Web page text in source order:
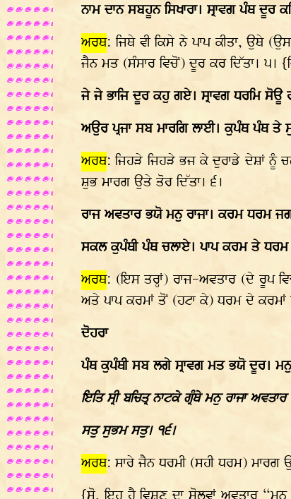
ਨਾਮ ਦਾਨ ਸਬਹੂਨ ਸਿਖਾਰਾ। ਸ੍ਰਾਵਗ ਪੰਥ ਦੂਰ
ਅਰਥ: ਜਿਥੇ ਵੀ ਕਿਸੇ ਨੇ ਪਾਪ ਕੀਤਾ, ਉਥੇ
ਜੈਨ ਮਤ (ਸੰਸਾਰ ਵਿਚੋਂ) ਦੂਰ ਕਰ ਦਿੱਤਾ। ੫।
ਜੇ ਜੇ ਭਾਜਿ ਦੂਰ ਕਹੁ ਗਏ। ਸ੍ਰਾਵਗ ਧਰਮਿ ਸੋਊ
ਅਉਰ ਪ੍ਰਜਾ ਸਬ ਮਾਰਗਿ ਲਾਈ। ਕੁਪੰਥ ਪੰਥ ਤੇ
ਅਰਥ: ਜਿਹੜੇ ਜਿਹੜੇ ਭਜ ਕੇ ਦੁਰਾਡੇ ਦੇਸ਼ਾਂ ਨੂੰ
ਸ਼ੁਭ ਮਾਰਗ ਉਤੇ ਤੋਰ ਦਿੱਤਾ। ੬।
ਰਾਜ ਅਵਤਾਰ ਭਯੋ ਮਨੁ ਰਾਜਾ। ਕਰਮ ਧਰਮ
ਸਕਲ ਕੁਪੰਥੀ ਪੰਥ ਚਲਾਏ। ਪਾਪ ਕਰਮ ਤੇ ਧਰਮ
ਅਰਥ: (ਇਸ ਤਰ੍ਹਾਂ) ਰਾਜ-ਅਵਤਾਰ (ਦੇ ਰੂਪ
ਅਤੇ ਪਾਪ ਕਰਮਾਂ ਤੋਂ (ਹਟਾ ਕੇ) ਧਰਮ ਦੇ ਕਰਮਾਂ
ਦੋਹਰਾ
ਪੰਥ ਕੁਪੰਥੀ ਸਬ ਲਗੇ ਸ੍ਰਾਵਗ ਮਤ ਭਯੋ ਦੂਰ।
ਇਤਿ ਸ੍ਰੀ ਬਚਿਤ੍ਰ ਨਾਟਕੇ ਗ੍ਰੰਥੇ ਮਨੁ ਰਾਜਾ
ਸਤੁ ਸੁਭਮ ਸਤੁ। ੧੬।
ਅਰਥ: ਸਾਰੇ ਜੈਨ ਧਰਮੀ (ਸਹੀ ਧਰਮ)